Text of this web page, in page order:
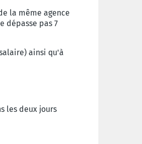
la même agence
dépasse pas 7
ainsi qu'à
les deux jours